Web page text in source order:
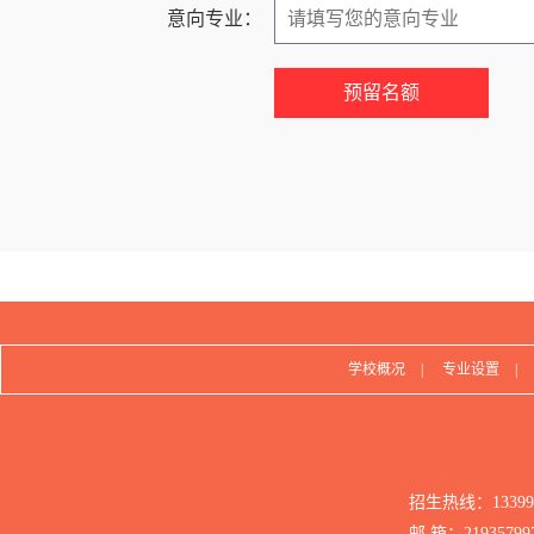
意向专业：
学校概况 专业设置
招生热线：